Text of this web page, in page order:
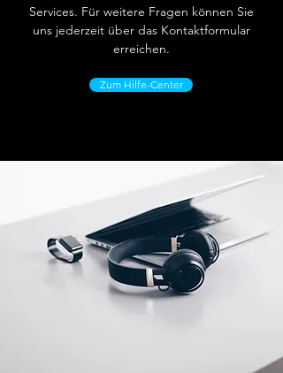
Services. Für weitere Fragen können Sie
uns jederzeit über das Kontaktformular
erreichen.
Zum Hilfe-Center